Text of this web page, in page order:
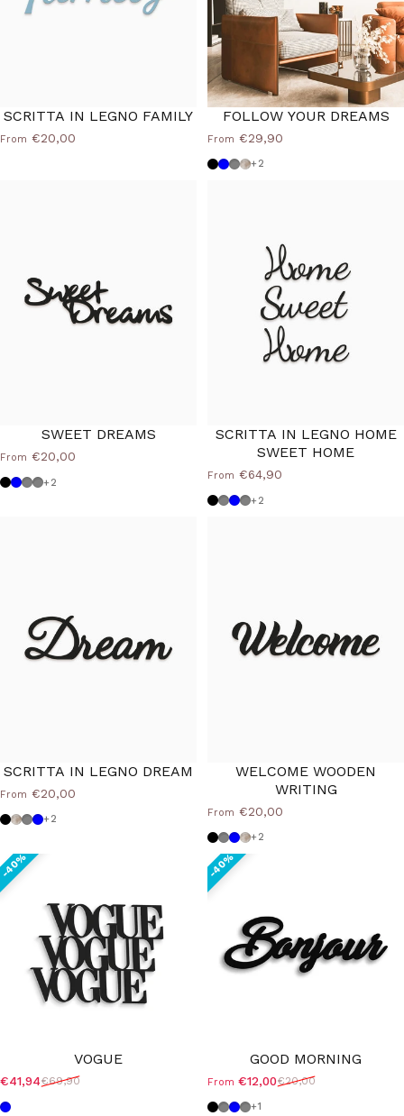
SCRITTA IN LEGNO FAMILY
From €20,00
FOLLOW YOUR DREAMS
From €29,90
Black
Powder blue
Medium Grey
Shabby
+2
SWEET DREAMS
From €20,00
Black
Powder blue
Dove grey
Medium Grey
+2
SCRITTA IN LEGNO HOME
SWEET HOME
From €64,90
Black
Dove grey
Powder blue
Medium Grey
+2
SCRITTA IN LEGNO DREAM
From €20,00
Black
Shabby
Dove grey
Powder blue
+2
WELCOME WOODEN
WRITING
From €20,00
Black
Dove grey
Powder blue
Shabby
+2
VOGUE
Sale price
€41,94
Regular price
€69,90
Powder blue
GOOD MORNING
Sale price
From €12,00
Regular price€20,00
Black
Dove grey
Powder blue
Medium Grey
+1